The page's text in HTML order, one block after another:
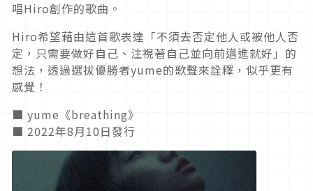
唱Hiro創作的歌曲。
Hiro希望藉由這首歌表達「不須去否定他人或被他人否
定，只需要做好自己、注視著自己並向前邁進就好」的
想法，透過選拔優勝者yume的歌聲來詮釋，似乎更有
感覺！
■ yume《breathing》
■ 2022年8月10日發行